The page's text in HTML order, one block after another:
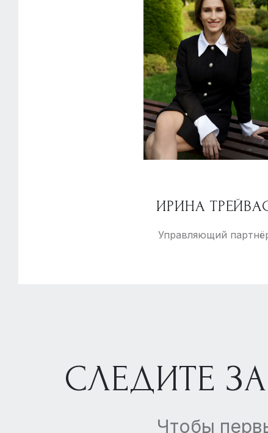
ИРИНА
Управляющий
СЛЕДИТЕ
Чтобы